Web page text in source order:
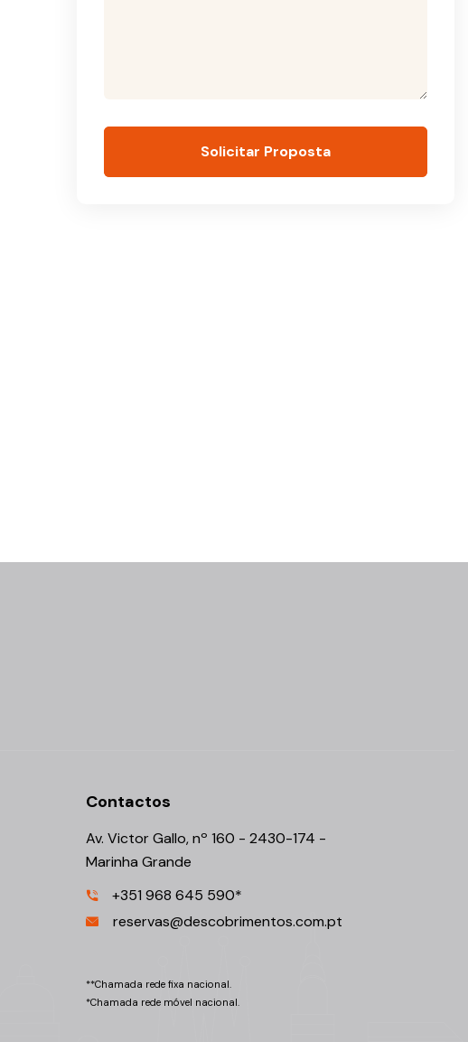
Solicitar Proposta
Contactos
Av. Victor Gallo, nº 160 - 2430-174 -
Marinha Grande
+351 968 645 590*
reservas@descobrimentos.com.pt
**Chamada rede fixa nacional.
*Chamada rede móvel nacional.